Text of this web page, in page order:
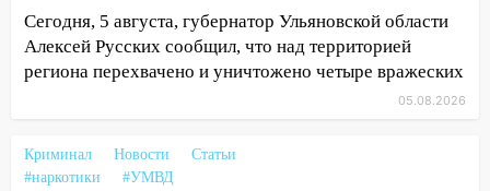
13:30 В Димитровграде на улице
Трудовой горело здание
Водитель без прав врезался в
12:37
Переезжал «зебру» на
велосипеде и попал под колеса
Сегодня, 5 августа, губернатор Ульяновской области
Алексей Русских сообщил, что над территорией
региона перехвачено и уничтожено четыре вражеских
05.08.2026
Криминал Новости
Статьи
#наркотики
#УМВД